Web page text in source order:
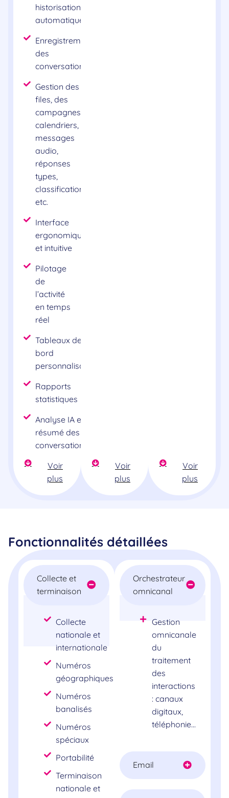
historisation
automatique
Enregistrement
des
conversations
Gestion des
files, des
campagnes,
calendriers,
messages
audio,
réponses
types,
classifications,
etc.
Interface
ergonomique
et intuitive
Pilotage
de
l’activité
en temps
réel
Tableaux de
bord
personnalisables
Rapports
statistiques
Analyse IA et
résumé des
conversations
Voir
plus
Voir
plus
Voir
plus
Fonctionnalités détaillées
Collecte et
terminaison
Collecte
nationale et
internationale
Numéros
géographiques
Numéros
banalisés
Numéros
spéciaux
Portabilité
Terminaison
nationale et
Orchestrateur
omnicanal
Gestion
omnicanale
du
traitement
des
interactions
: canaux
digitaux,
téléphonie...
Email